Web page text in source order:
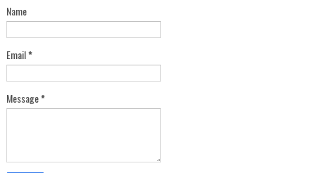
Name
Email*
Message*